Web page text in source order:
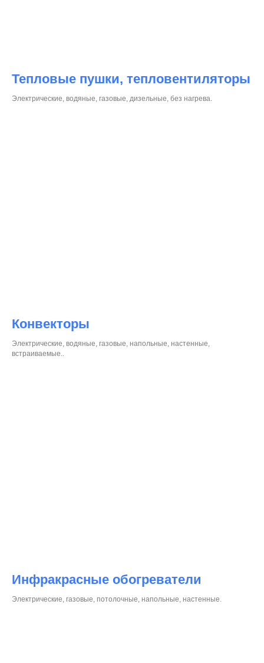
Тепловые пушки, тепловентиляторы
Электрические, водяные, газовые, дизельные, без нагрева.
Конвекторы
Электрические, водяные, газовые, напольные, настенные,
встраиваемые..
Инфракрасные обогреватели
Электрические, газовые, потолочные, напольные, настенные.